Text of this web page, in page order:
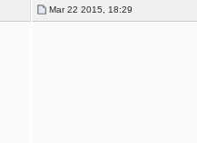
Mar 22 2015, 18:29